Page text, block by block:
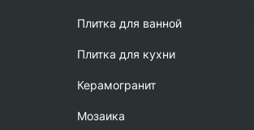
Плитка для ванной
Плитка для кухни
Керамогранит
Мозаика